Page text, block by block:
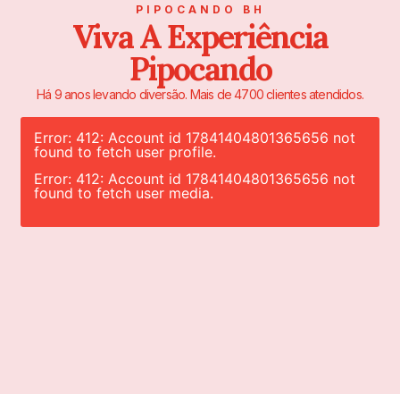
PIPOCANDO BH
Viva A Experiência
Pipocando
Há 9 anos levando diversão. Mais de 4700 clientes atendidos.
Error: 412: Account id 17841404801365656 not
found to fetch user profile.
Error: 412: Account id 17841404801365656 not
found to fetch user media.